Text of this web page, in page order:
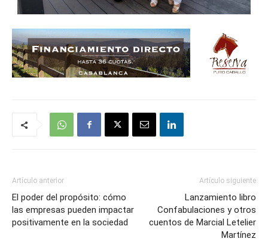
Artículo anterior
El poder del propósito: cómo
las empresas pueden impactar
positivamente en la sociedad
Artículo siguiente
Lanzamiento libro
Confabulaciones y otros
cuentos de Marcial Letelier
Martínez